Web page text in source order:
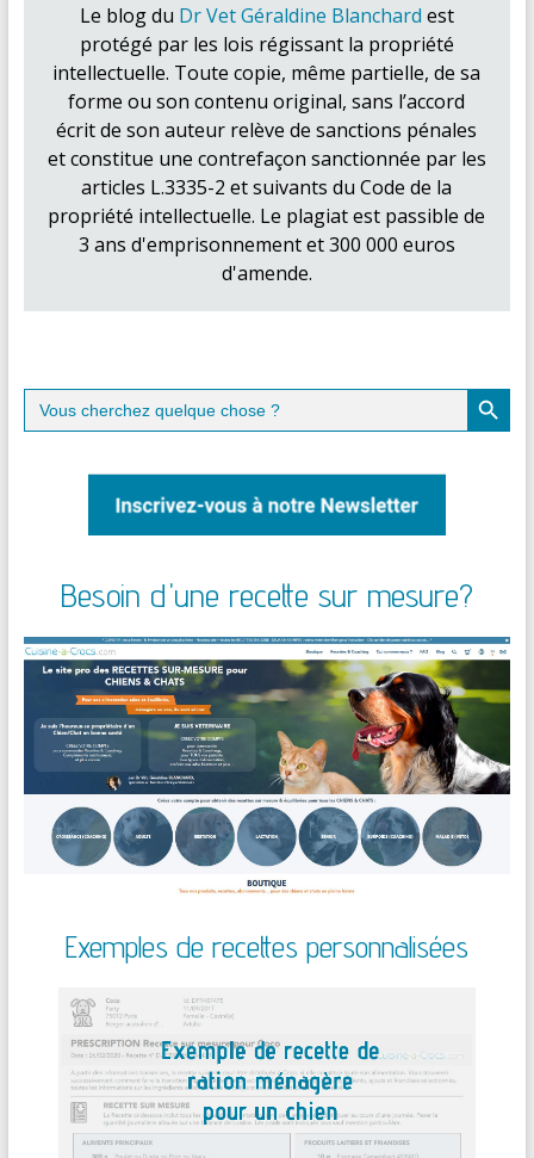
Le blog du Dr Vet Géraldine Blanchard est
protégé par les lois régissant la propriété
intellectuelle. Toute copie, même partielle, de sa
forme ou son contenu original, sans l’accord
écrit de son auteur relève de sanctions pénales
et constitue une contrefaçon sanctionnée par les
articles L.3335-2 et suivants du Code de la
propriété intellectuelle. Le plagiat est passible de
3 ans d'emprisonnement et 300 000 euros
d'amende.
Search
for:
Search Button
Besoin d'une recette sur mesure?
Exemples de recettes personnalisées